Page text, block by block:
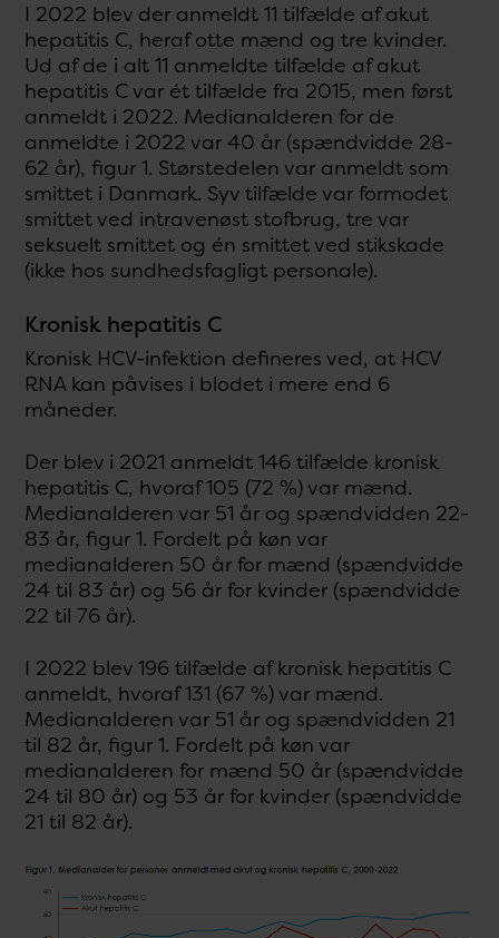
I 2022 blev der anmeldt 11 tilfælde af akut
hepatitis C, heraf otte mænd og tre kvinder.
Ud af de i alt 11 anmeldte tilfælde af akut
hepatitis C var ét tilfælde fra 2015, men først
anmeldt i 2022. Medianalderen for de
anmeldte i 2022 var 40 år (spændvidde 28-
62 år), figur 1. Størstedelen var anmeldt som
smittet i Danmark. Syv tilfælde var formodet
smittet ved intravenøst stofbrug, tre var
seksuelt smittet og én smittet ved stikskade
(ikke hos sundhedsfagligt personale).
Kronisk hepatitis C
Kronisk HCV-infektion defineres ved, at HCV
RNA kan påvises i blodet i mere end 6
måneder.
Der blev i 2021 anmeldt 146 tilfælde kronisk
hepatitis C, hvoraf 105 (72 %) var mænd.
Medianalderen var 51 år og spændvidden 22-
83 år, figur 1. Fordelt på køn var
medianalderen 50 år for mænd (spændvidde
24 til 83 år) og 56 år for kvinder (spændvidde
22 til 76 år).
I 2022 blev 196 tilfælde af kronisk hepatitis C
anmeldt, hvoraf 131 (67 %) var mænd.
Medianalderen var 51 år og spændvidden 21
til 82 år, figur 1. Fordelt på køn var
medianalderen for mænd 50 år (spændvidde
24 til 80 år) og 53 år for kvinder (spændvidde
21 til 82 år).